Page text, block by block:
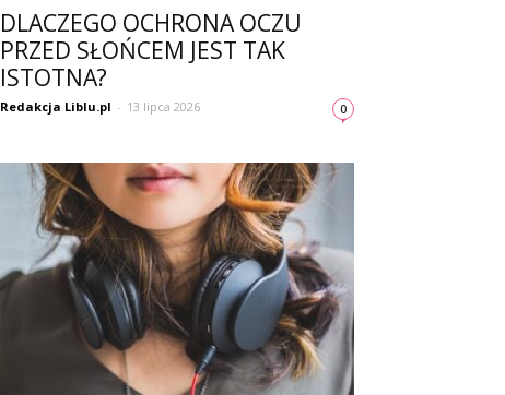
DLACZEGO OCHRONA OCZU
PRZED SŁOŃCEM JEST TAK
ISTOTNA?
Redakcja Liblu.pl - 13 lipca 2026 0